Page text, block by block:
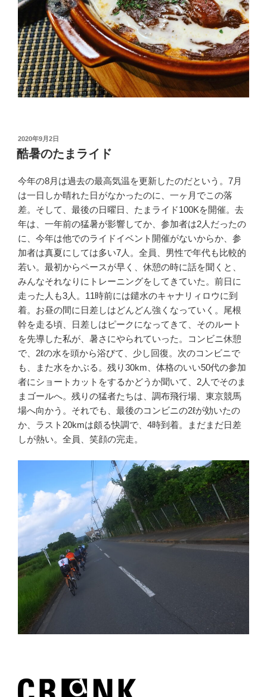
投
稿
日:
2020年9月2日
酷暑のたまライド
今年の8月は過去の最高気温を更新したのだという。7月
は一日しか晴れた日がなかったのに、一ヶ月でこの落
差。そして、最後の日曜日、たまライド100Kを開催。去
年は、一年前の猛暑が影響してか、参加者は2人だったの
に、今年は他でのライドイベント開催がないからか、参
加者は真夏にしては多い7人。全員、男性で年代も比較的
若い。最初からペースが早く、休憩の時に話を聞くと、
みんなそれなりにトレーニングをしてきていた。前日に
走った人も3人。11時前には鑓水のキャナリィロウに到
着。お昼の間に日差しはどんどん強くなっていく。尾根
幹を走る頃、日差しはピークになってきて、そのルート
を先導した私が、暑さにやられていった。コンビニ休憩
で、2ℓの水を頭から浴びて、少し回復。次のコンビニで
も、また水をかぶる。残り30km、体格のいい50代の参加
者にショートカットをするかどうか聞いて、2人でそのま
まゴールへ。残りの猛者たちは、調布飛行場、東京競馬
場へ向かう。それでも、最後のコンビニの2ℓが効いたの
か、ラスト20kmは頗る快調で、4時到着。まだまだ日差
しが熱い。全員、笑顔の完走。